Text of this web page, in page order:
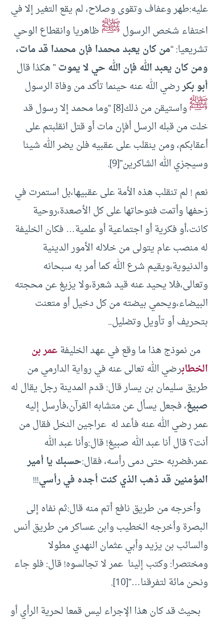
عليه:طهر وعفاف وتقوى وصلاح، لم يقع التغير إلا في
اختفاء شخص الرسولﷺظاهريا وانقطاع الوحي
تشريعيا: “من كان يعبد محمدا فإن محمدا قد مات،
ومن كان يعبد الله فإن الله حي لا يموت” هكذا قال
أبو بكررضي الله عنه حينما تأكد من وفاة الرسول
ﷺواستيقن من ذلك[8] “وما محمد إلا رسول قد
خلت من قبله الرسل أفإن مات أو قتل انقلبتم على
أعقابكم، ومن ينقلب على عقبيه فلن يضر الله شينا
وسيجزي الله الشاكرين”[9]
.
نعم ! لم تنقلب هذه الأمة على عقبيها،بل استمرت في
زحفها وأتمت فتوحاتها على كل الأصعدة،روحية
كانت،أو فكرية أو اجتماعية أو علمية… فكان الخليفة
له منصب عام يتولى من خلاله الأمور الدينية
والدنيوية،ويقيم شرع الله كما أمر به سبحانه
وتعالى،فلا يحيد عنه قيد شعرة،ولا يزيغ عن محجته
البيضاء،ويحمي بيضته من كل دخيل أو متعنت
بتحريف أو تأويل وتضليل..
من نموذج هذا ما وقع في عهد الخليفةعمر بن
الخطابرضي الله تعالى عنه في رواية الدارمي من
طريق سليمان بن يسار قال: قدم المدينة رجل يقال له
صبيغ، فجعل يسأل عن متشابه القرآن،فأرسل إليه
عمر رضي الله عنه فأعد له عراجين النخل فقال من
أنت؟ قال أنا عبد الله صبيغ! قال:وأنا عبد الله
عمر،فضربه حتى دمى رأسه، فقال:حسبك يا أمير
المؤمنين قد ذهب الذي كنت أجده في رأسي!!!
وأخرجه من طريق نافع أتم منه قال:ثم نفاه إلى
البصرة وأخرجه الخطيب وابن عساكر من طريق أنس
والسائب بن يزيد وأبي عثمان النهدي مطولا
ومختصرا: وكتب إلينا عمر لا تجالسوه! قال: فلو جاء
ونحن مائة لتفرقنا…”[10]
.
بحيث قد كان هذا الإجراء ليس قمعا لحرية الرأي أو